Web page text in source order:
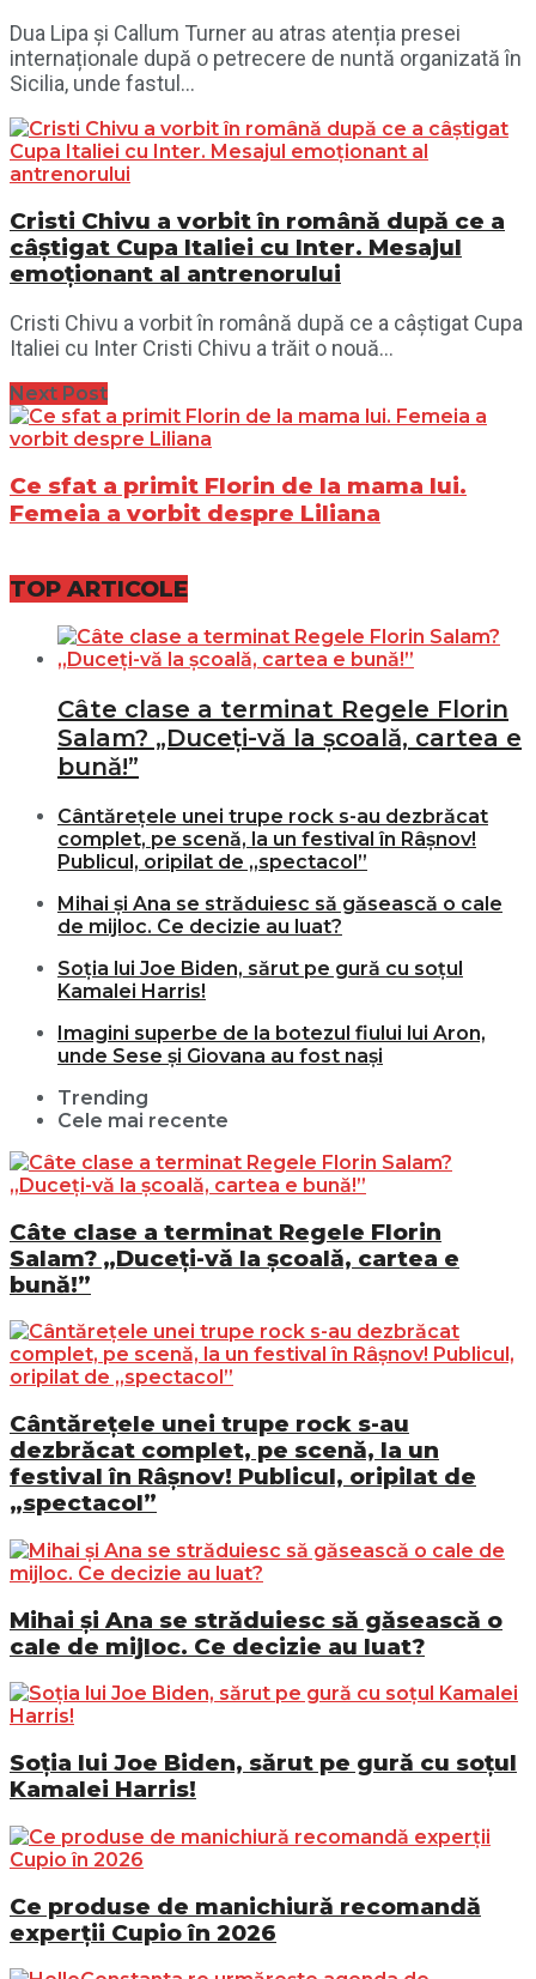
Dua Lipa și Callum Turner au atras atenția presei
internaționale după o petrecere de nuntă organizată în
Sicilia, unde fastul...
Cristi Chivu a vorbit în română după ce a
câștigat Cupa Italiei cu Inter. Mesajul
emoționant al antrenorului
Cristi Chivu a vorbit în română după ce a câștigat Cupa
Italiei cu Inter Cristi Chivu a trăit o nouă...
Next Post
Ce sfat a primit Florin de la mama lui.
Femeia a vorbit despre Liliana
TOP ARTICOLE
Câte clase a terminat Regele Florin
Salam? „Duceți-vă la școală, cartea e
bună!”
Cântărețele unei trupe rock s-au dezbrăcat
complet, pe scenă, la un festival în Râșnov!
Publicul, oripilat de „spectacol”
Mihai și Ana se străduiesc să găsească o cale
de mijloc. Ce decizie au luat?
Soția lui Joe Biden, sărut pe gură cu soțul
Kamalei Harris!
Imagini superbe de la botezul fiului lui Aron,
unde Sese și Giovana au fost nași
Trending
Cele mai recente
Câte clase a terminat Regele Florin
Salam? „Duceți-vă la școală, cartea e
bună!”
Cântărețele unei trupe rock s-au
dezbrăcat complet, pe scenă, la un
festival în Râșnov! Publicul, oripilat de
„spectacol”
Mihai și Ana se străduiesc să găsească o
cale de mijloc. Ce decizie au luat?
Soția lui Joe Biden, sărut pe gură cu soțul
Kamalei Harris!
Ce produse de manichiură recomandă
experții Cupio în 2026